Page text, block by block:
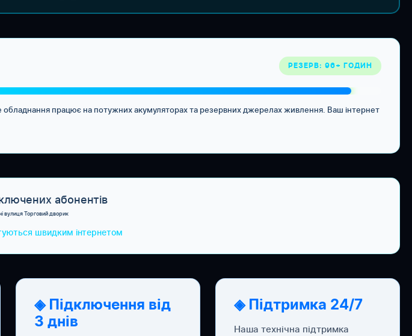
РЕЗЕРВ: 96+ ГОДИН
обладнання працює на потужних акумуляторах та резервних джерелах живлення. Ваш інтернет
абонентів
вулиця Торговий дворик
швидким інтернетом
◈ Підключення від
3 днів
◈ Підтримка 24/7
Наша технічна підтримка